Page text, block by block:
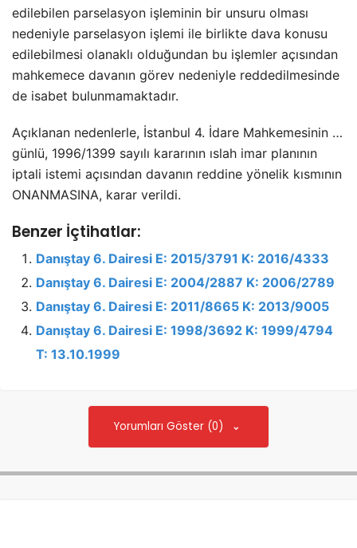
edilebilen parselasyon işleminin bir unsuru olması
nedeniyle parselasyon işlemi ile birlikte dava konusu
edilebilmesi olanaklı olduğundan bu işlemler açısından
mahkemece davanın görev nedeniyle reddedilmesinde
de isabet bulunmamaktadır.
Açıklanan nedenlerle, İstanbul 4. İdare Mahkemesinin …
günlü, 1996/1399 sayılı kararının ıslah imar planının
iptali istemi açısından davanın reddine yönelik kısmının
ONANMASINA, karar verildi.
Benzer İçtihatlar:
Danıştay 6. Dairesi E: 2015/3791 K: 2016/4333
Danıştay 6. Dairesi E: 2004/2887 K: 2006/2789
Danıştay 6. Dairesi E: 2011/8665 K: 2013/9005
Danıştay 6. Dairesi E: 1998/3692 K: 1999/4794
T: 13.10.1999
Yorumları Göster (0)